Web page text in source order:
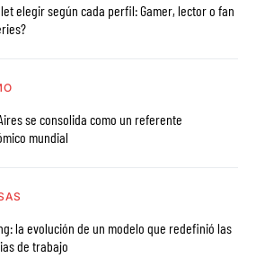
elegir según cada perfil: Gamer, lector o fan
se consolida como un referente
mundial
la evolución de un modelo que redefinió las
de trabajo